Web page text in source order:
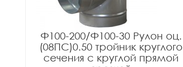
Ф100-200/Ф100-30 Рулон оц.
(08ПС)0.50 тройник круглого
сечения с круглой прямой